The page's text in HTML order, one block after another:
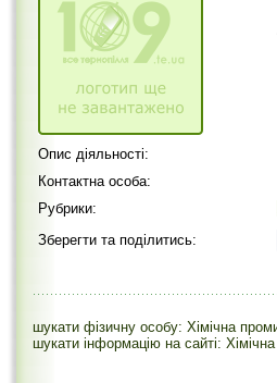
Опис діяльності:
Контактна особа:
Рубрики:
Зберегти та поділитись:
шукати фізичну особу: Хімічна
шукати інформацію на сайті: